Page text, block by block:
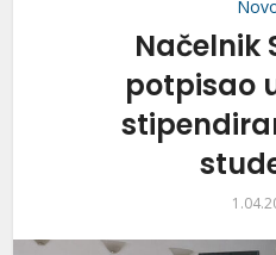
Načelnik
potpisao